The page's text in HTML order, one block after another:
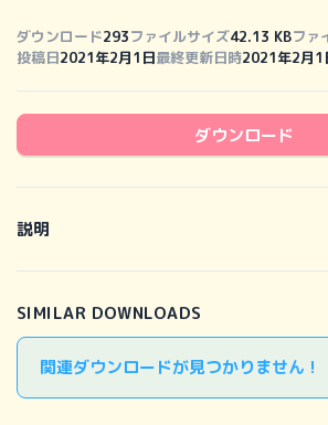
ダウンロード293ファイルサイズ42.13 KBファ
投稿日2021年2月1日最終更新日時2021年2月1
ダウンロード
説明
SIMILAR DOWNLOADS
関連ダウンロードが見つかりません !